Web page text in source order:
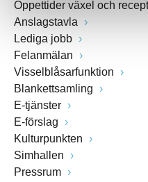
Öppettider växel och
Anslagstavla
Lediga jobb
Felanmälan
Visselblåsarfunktion
Blankettsamling
E-tjänster
E-förslag
Kulturpunkten
Simhallen
Pressrum